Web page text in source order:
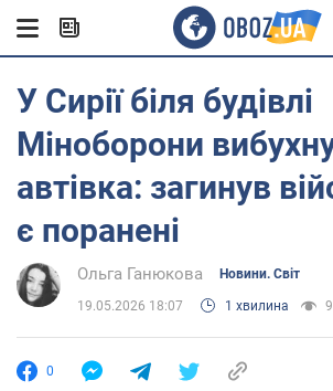
У Сирії біля будівлі
Міноборони
автівка: загинув
є поранені
Ольга Ганюкова Новини. Світ
19.05.2026 18:07 1 хвилина
0